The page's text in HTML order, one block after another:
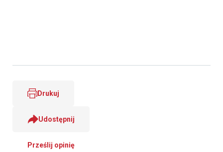
Drukuj
Udostępnij
Prześlij opinię